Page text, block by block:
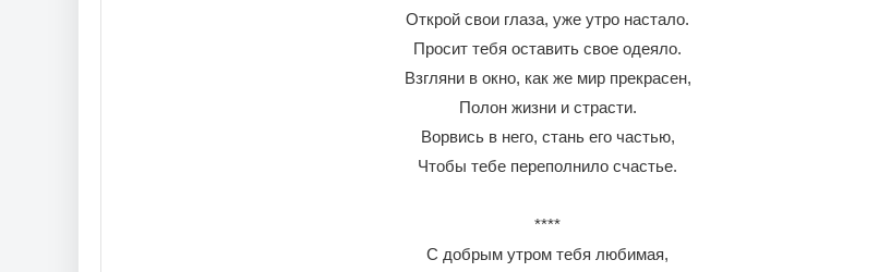
Открой свои глаза, уже утро настало.
Просит тебя оставить свое одеяло.
Взгляни в окно, как же мир прекрасен,
Полон жизни и страсти.
Ворвись в него, стань его частью,
Чтобы тебе переполнило счастье.
****
С добрым утром тебя любимая,